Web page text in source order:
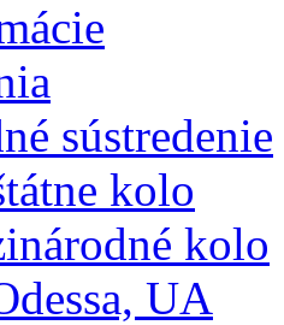
sústredenie
kolo
kolo
UA